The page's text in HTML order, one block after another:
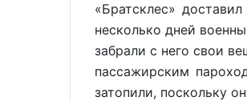
«Братсклес»
несколько дней
забрали с него свои
пассажирским
затопили, поскольку